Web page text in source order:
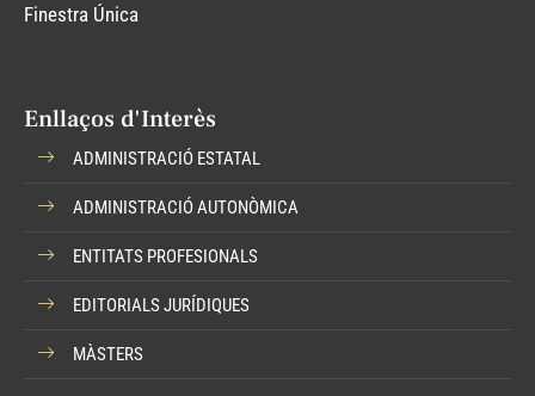
Finestra Única
Enllaços d'Interès
ADMINISTRACIÓ ESTATAL
ADMINISTRACIÓ AUTONÒMICA
ENTITATS PROFESIONALS
EDITORIALS JURÍDIQUES
MÀSTERS